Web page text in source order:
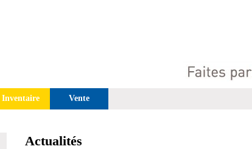
Inventaire Vente
Actualités